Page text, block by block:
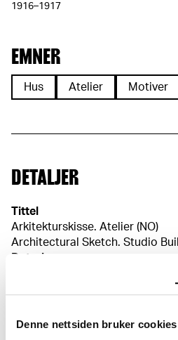
Denne nettsiden bruker cookies
1916–1917
EMNER
Hus Atelier Motiver
DETALJER
Tittel
Arkitekturskisse. Atelier (NO)
Architectural Sketch. Studio
Datering
Redskap/materiale